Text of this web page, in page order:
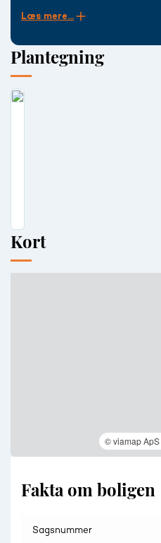
Læs mere...
Plantegning
Kort
© viamap ApS
Fakta om boligen
Sagsnummer